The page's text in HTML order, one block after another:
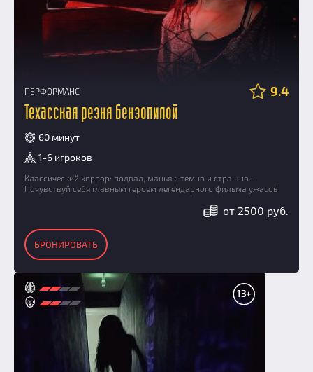
ПЕРФОРМАНС 9.4
Техасская резня бензопилой
60 минут
1-6 игроков
Классический хоррор: подвал, маньяк, темно и страшно..
Почувствуй себя главным героем легендарного фильма ужасов!
от 2500 руб.
БРОНИРОВАТЬ
13+